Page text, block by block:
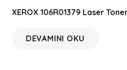
XEROX 106R01379 Laser
DEVAMINI OKU